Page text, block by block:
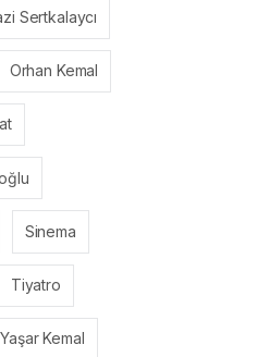
Sertkalaycı
Orhan Kemal
Sinema
Tiyatro
Yaşar Kemal